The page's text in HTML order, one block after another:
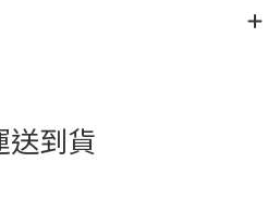
送到貨